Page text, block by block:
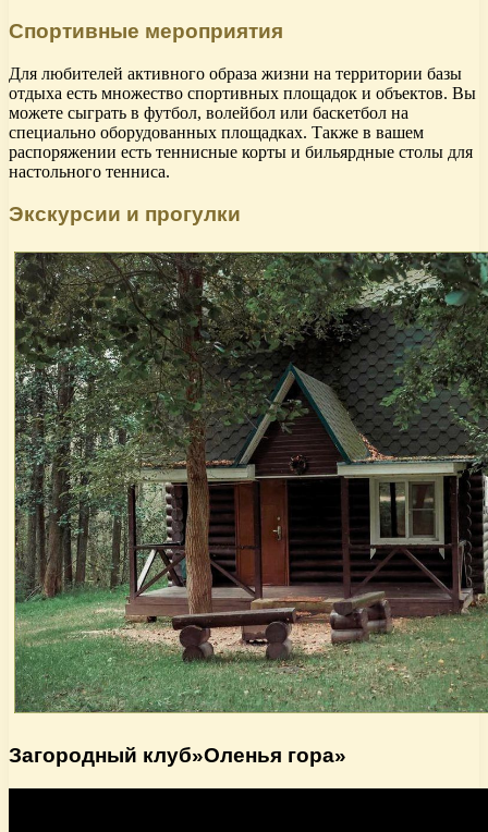
Спортивные мероприятия
Для любителей активного образа жизни на территории базы
отдыха есть множество спортивных площадок и объектов. Вы
можете сыграть в футбол, волейбол или баскетбол на
специально оборудованных площадках. Также в вашем
распоряжении есть теннисные корты и бильярдные столы для
настольного тенниса.
Экскурсии и прогулки
Загородный клуб»Оленья гора»